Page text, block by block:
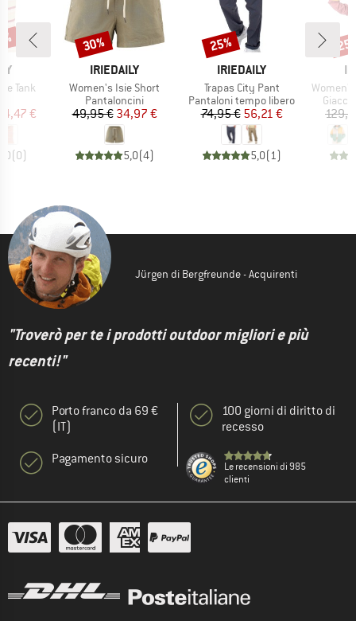
Tank
ridotto
€
(0)
MARCHIO
IRIEDAILY
Articolo
Women's Isie Short
Gruppo di prodotti
Pantaloncini
Prezzo
49,95 €Prezzo ridotto
34,97 €
5,0(4)
Sconto
30%
MARCHIO
IRIEDAILY
Articolo
Trapas City Pant
Gruppo di prodotti
Pantaloni tempo libero
Prezzo
74,95 €Prezzo ridotto
56,21 €
5,0(1)
Sconto
25%
Articolo
Jürgen di Bergfreunde - Acquirenti
"Troverò per te i prodotti outdoor migliori e più
recenti!"
Porto franco da 69 €
(IT)
Pagamento sicuro
100 giorni di diritto di
recesso
Le recensioni di 985
clienti